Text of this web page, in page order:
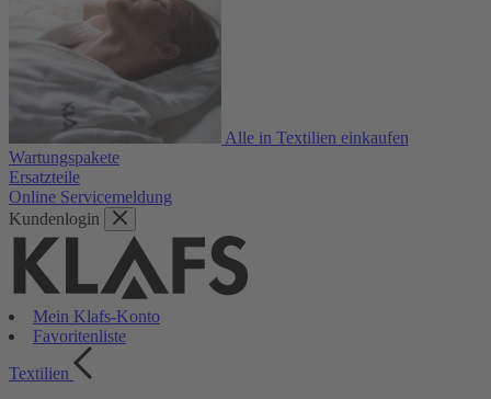
Alle in Textilien einkaufen
Wartungspakete
Ersatzteile
Online Servicemeldung
Kundenlogin
Mein Klafs-Konto
Favoritenliste
Textilien